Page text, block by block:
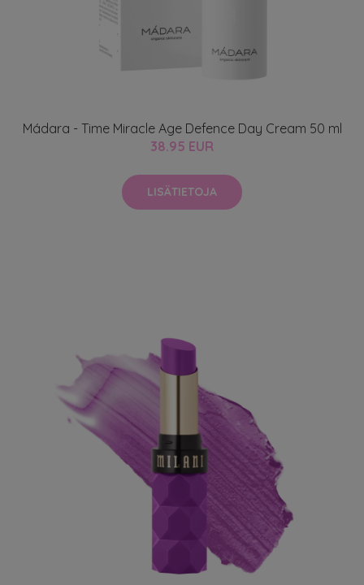
Mádara - Time Miracle Age Defence Day Cream 50 ml
38.95 EUR
LISÄTIETOJA